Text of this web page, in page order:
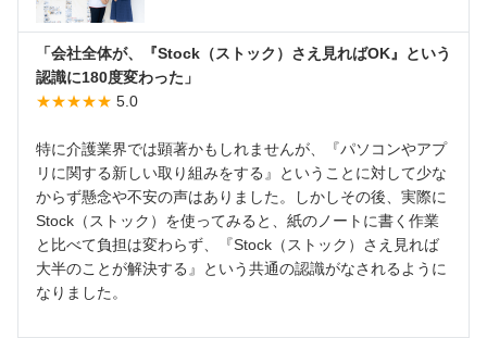
「会社全体が、『Stock（ストック）さえ見ればOK』という
認識に180度変わった」
★★★★★ 5.0
特に介護業界では顕著かもしれませんが、『パソコンやアプ
リに関する新しい取り組みをする』ということに対して少な
からず懸念や不安の声はありました。しかしその後、実際に
Stock（ストック）を使ってみると、紙のノートに書く作業
と比べて負担は変わらず、『Stock（ストック）さえ見れば
大半のことが解決する』という共通の認識がなされるように
なりました。